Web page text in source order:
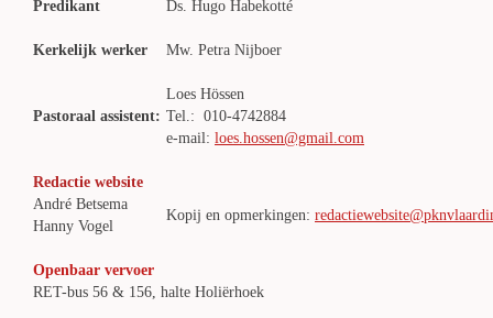
Predikant
Ds. Hugo Habekotté
Kerkelijk werker Mw. Petra Nijboer
Pastoraal assistent:
Loes Hössen
Tel.: 010-4742884
e-mail: loes.hossen@gmail.com
Redactie website
André Betsema
Hanny Vogel
Kopij en opmerkingen:
Openbaar vervoer
RET-bus 56 & 156, halte Holiërhoek